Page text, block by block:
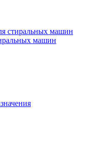
стиральных машин
машин